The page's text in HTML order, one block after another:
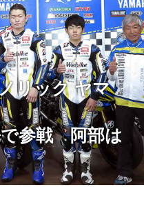
リック ヤマ
で参戦 阿部は